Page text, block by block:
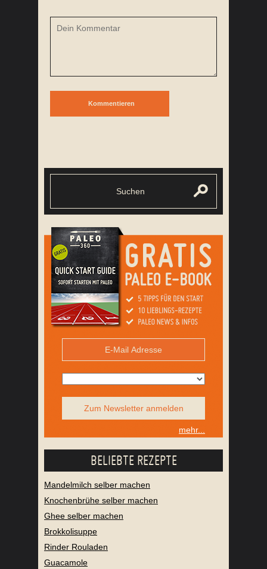
Zum Newsletter anmelden
mehr...
BELIEBTE REZEPTE
Mandelmilch selber machen
Knochenbrühe selber machen
Ghee selber machen
Brokkolisuppe
Rinder Rouladen
Guacamole